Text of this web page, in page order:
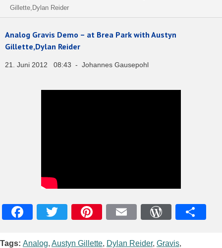
Gillette,Dylan Reider
Analog Gravis Demo – at Brea Park with Austyn
Gillette,Dylan Reider
21. Juni 2012 08:43 - Johannes Gausepohl
Tags: Analog, Austyn Gillette, Dylan Reider, Gravis,